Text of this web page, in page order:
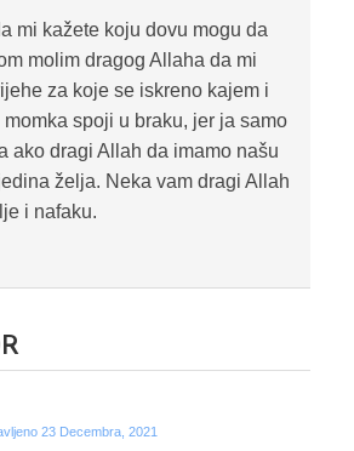
mi kažete koju dovu mogu da
molim dragog Allaha da mi
za koje se iskreno kajem i
spoji u braku, jer ja samo
ako dragi Allah da imamo našu
želja. Neka vam dragi Allah
i nafaku.
23 Decembra, 2021